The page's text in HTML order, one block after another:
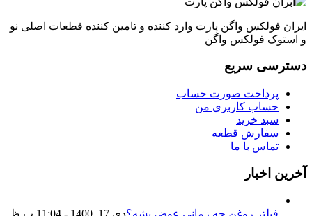
ایران فولکس واگن پارت وارد کننده و تامین کننده قطعات اصلی نو
و استوک فولکس واگن
دسترسی سریع
پرداخت صورت حساب
حساب کاربری من
سبد خرید
سفارش قطعه
تماس با ما
آخرین اخبار
فیلتر روغن چه زمانی عوض بشه؟دی 17, 1400 - 11:04 ب.ظ